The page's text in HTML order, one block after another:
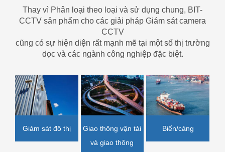
Thay vì Phân loại theo loại và sử dụng chung, BIT-
CCTV sản phẩm cho các giải pháp Giám sát camera
CCTV
cũng có sự hiện diện rất mạnh mẽ tại một số thị trường
dọc và các ngành công nghiệp đặc biệt.
Giám sát đô thị
Giao thông vận tải
và giao thông
Biển/cảng